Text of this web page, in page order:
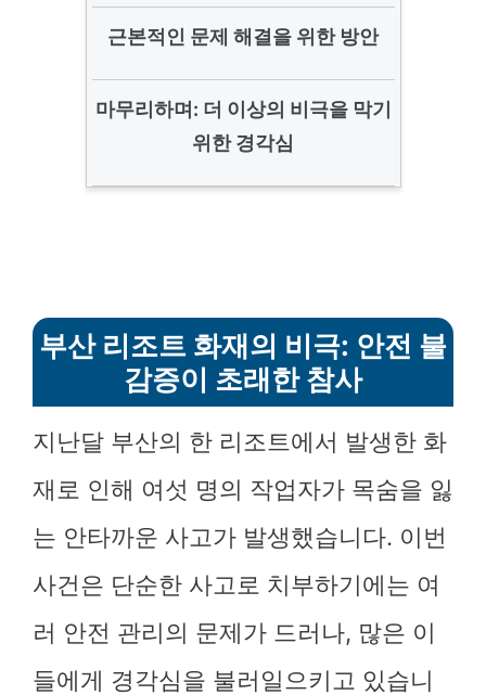
근본적인 문제 해결을 위한 방안
마무리하며: 더 이상의 비극을 막기
위한 경각심
부산 리조트 화재의 비극: 안전 불
감증이 초래한 참사
지난달 부산의 한 리조트에서 발생한 화
재로 인해 여섯 명의 작업자가 목숨을 잃
는 안타까운 사고가 발생했습니다. 이번
사건은 단순한 사고로 치부하기에는 여
러 안전 관리의 문제가 드러나, 많은 이
들에게 경각심을 불러일으키고 있습니